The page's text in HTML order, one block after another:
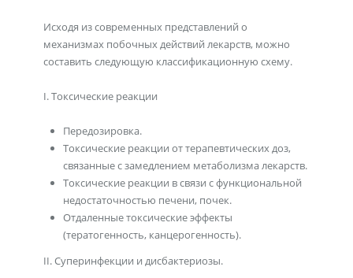
Исходя из современных представлений о
механизмах побочных действий лекарств, можно
составить следующую классификационную схему.
I. Токсические реакции
Передозировка.
Токсические реакции от терапевтических доз,
связанные с замедлением метаболизма лекарств.
Токсические реакции в связи с функциональной
недостаточностью печени, почек.
Отдаленные токсические эффекты
(тератогенность, канцерогенность).
II. Суперинфекции и дисбактериозы.